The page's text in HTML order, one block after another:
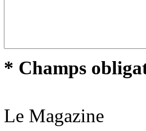
* Champs
Le Magazine